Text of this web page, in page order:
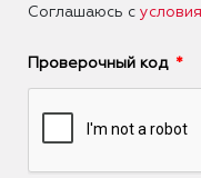
Соглашаюсь с
Проверочный код